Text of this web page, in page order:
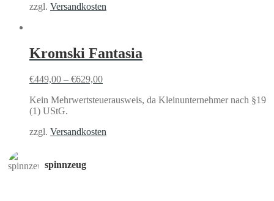
zzgl. Versandkosten
Kromski Fantasia
€449,00 – €629,00
Kein Mehrwertsteuerausweis, da Kleinunternehmer nach §19
(1) UStG.
zzgl. Versandkosten
spinnzeug